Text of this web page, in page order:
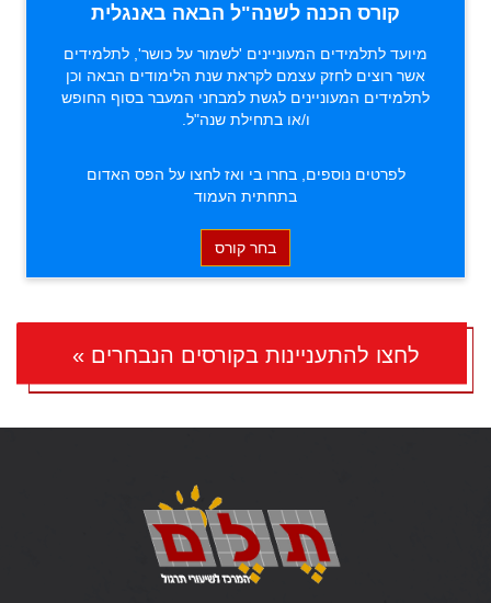
קורס הכנה לשנה"ל הבאה באנגלית
מיועד לתלמידים המעוניינים 'לשמור על כושר', לתלמידים
אשר רוצים לחזק עצמם לקראת שנת הלימודים הבאה וכן
לתלמידים המעוניינים לגשת למבחני המעבר בסוף החופש
ו/או בתחילת שנה"ל.
לפרטים נוספים, בחרו בי ואז לחצו על הפס האדום
בתחתית העמוד
בחר קורס
לחצו להתעניינות בקורסים הנבחרים »